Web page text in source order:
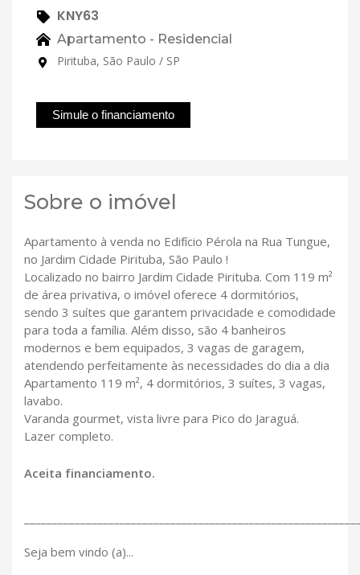
KNY63
Apartamento - Residencial
Pirituba, São Paulo / SP
Simule o financiamento
Sobre o imóvel
Apartamento à venda no Edifício Pérola na Rua Tungue,
no Jardim Cidade Pirituba, São Paulo !
Localizado no bairro Jardim Cidade Pirituba. Com 119 m²
de área privativa, o imóvel oferece 4 dormitórios,
sendo 3 suítes que garantem privacidade e comodidade
para toda a família. Além disso, são 4 banheiros
modernos e bem equipados, 3 vagas de garagem,
atendendo perfeitamente às necessidades do dia a dia
Apartamento 119 m², 4 dormitórios, 3 suítes, 3 vagas,
lavabo.
Varanda gourmet, vista livre para Pico do Jaraguá.
Lazer completo.
Aceita financiamento.
Seja bem vindo (a)...